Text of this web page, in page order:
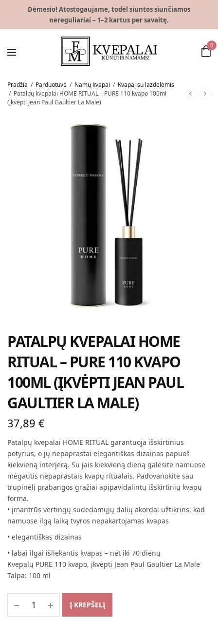
Dėmesio! Atostogaujame, todėl siuntos siunčiamos
nereguliariai – 1–2 kartus per savaitę.
0
Pradžia / Parduotuvė / Namų kvapai / Kvapai su lazdelėmis
/ Patalpų kvepalai HOME RITUAL – PURE 110 kvapo 100ml
(įkvėpti Jean Paul Gaultier La Male)
PATALPŲ KVEPALAI HOME
RITUAL – PURE 110 KVAPO
100ML (ĮKVĖPTI JEAN PAUL
GAULTIER LA MALE)
37,89€
Patalpų kvepalai HOME RITUAL garantuoja išskirtinius
potyrius, o jų nepaprastai elegantiškas dizainas papuoš
kiekvieną interjerą. Su jais kiekvieną dieną galėsite namuose
mėgautis nepaprastais kvapų ritualais. Padovanokite sau
trupinėlį prabangos gražiai apipavidalintų išskirtinių kvapų
forma.
• įmantrūs vertingų sudedamųjų dalių akordai užtikrins, kad
namuose ilgą laiką tvyros nepakartojamas kvapas
• elegantiškas dizainas
• labai ilgai išliekantis kvapas – net iki 70 dienų
Kvepalų PURE 110 kvapo, įkvėpti Jean Paul Gaultier La Male
Talpa: 100 ml
Į KREPŠELĮ